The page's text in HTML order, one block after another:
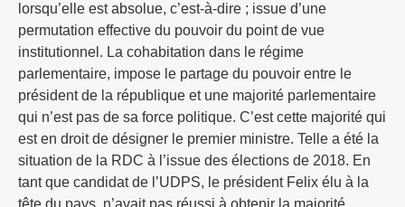
lorsqu’elle est absolue, c’est-à-dire ; issue d’une
permutation effective du pouvoir du point de vue
institutionnel. La cohabitation dans le régime
parlementaire, impose le partage du pouvoir entre le
président de la république et une majorité parlementaire
qui n’est pas de sa force politique. C’est cette majorité qui
est en droit de désigner le premier ministre. Telle a été la
situation de la RDC à l’issue des élections de 2018. En
tant que candidat de l’UDPS, le président Felix élu à la
tête du pays, n’avait pas réussi à obtenir la majorité